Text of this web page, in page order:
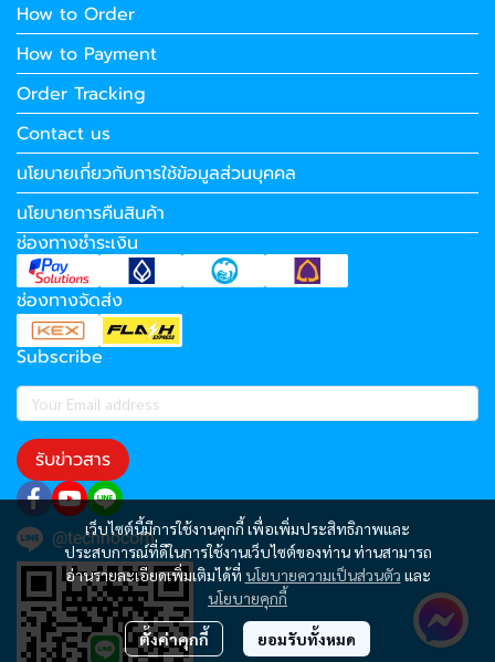
เว็บไซต์นี้มีการใช้งานคุกกี้ เพื่อเพิ่มประสิทธิภาพและ
ประสบการณ์ที่ดีในการใช้งานเว็บไซต์ของท่าน ท่านสามารถ
อ่านรายละเอียดเพิ่มเติมได้ที่ นโยบายความเป็นส่วนตัว และ
นโยบายคุกกี้
ตั้งค่าคุกกี้ ยอมรับทั้งหมด
How to Order
How to Payment
Order Tracking
Contact us
นโยบายเกี่ยวกับการใช้ข้อมูลส่วนบุคคล
นโยบายการคืนสินค้า
ช่องทางชำระเงิน
ช่องทางจัดส่ง
Subscribe
รับข่าวสาร
@technocom